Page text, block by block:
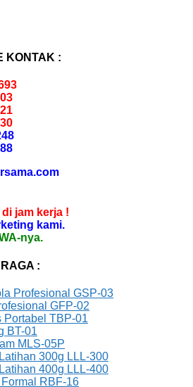
KONTAK :
jam kerja !
kami.
nya.
:
Profesional GSP-03
GFP-02
Portabel TBP-01
BT-01
MLS-05P
300g LLL-300
400g LLL-400
RBF-16